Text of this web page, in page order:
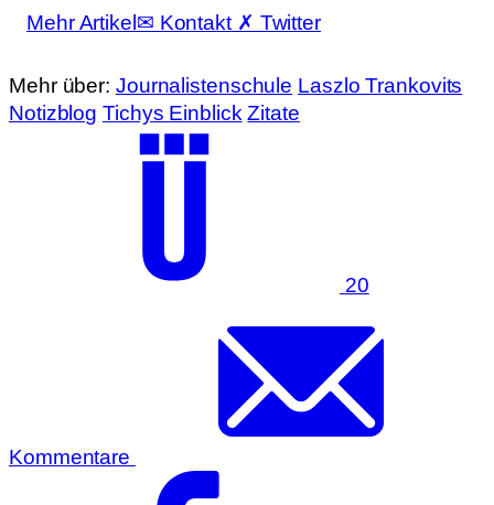
Mehr Artikel✉ Kontakt✗ Twitter
Mehr über: Journalistenschule Laszlo Trankovits
Notizblog Tichys Einblick Zitate
20
Kommentare